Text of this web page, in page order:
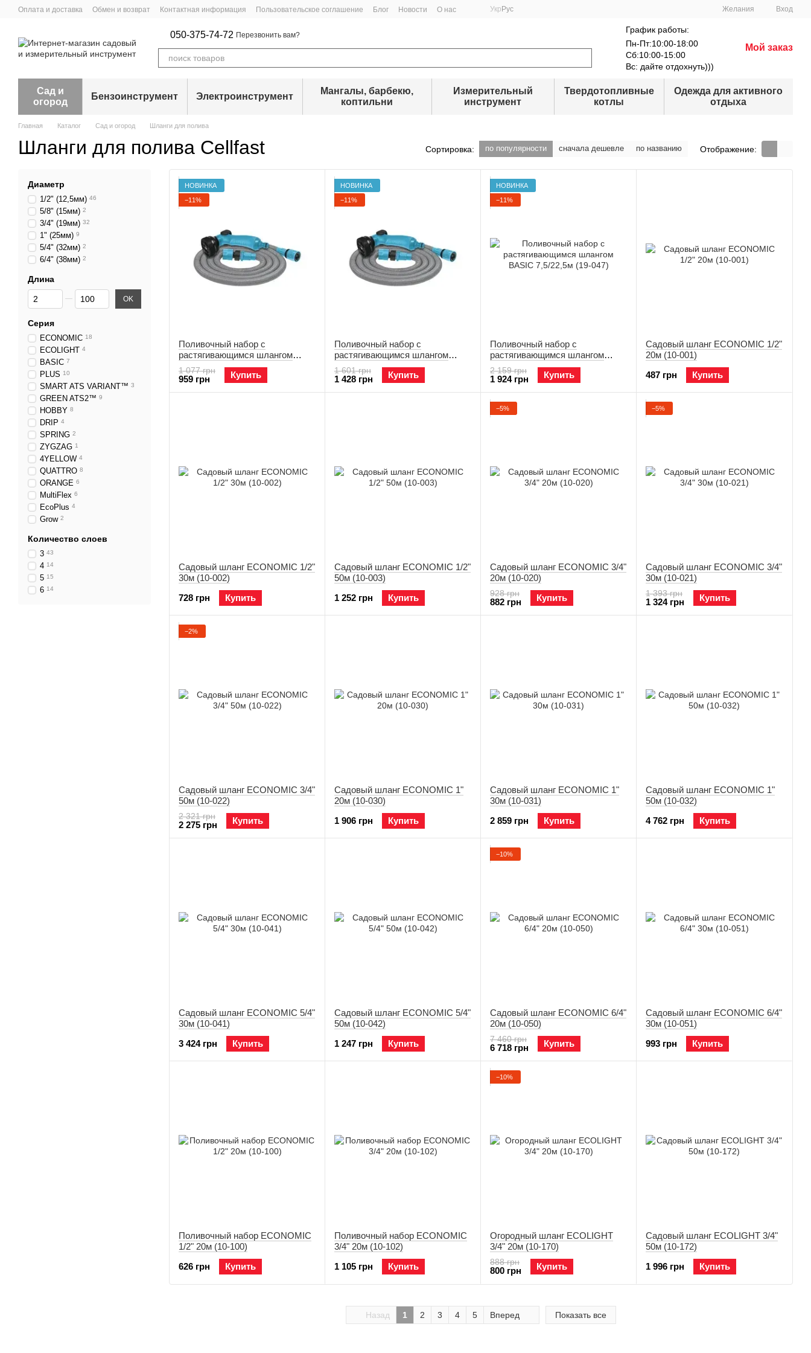
Перейти к основному контенту
Оплата и доставка Обмен и возврат Контактная информация Пользовательское соглашение Блог Новости О нас Укр Рус Желания Вход
050-375-74-72 Перезвонить вам?
График работы:
Пн-Пт:10:00-18:00
Сб:10:00-15:00
Вс: дайте отдохнуть)))
Мой заказ
Сад и
огород
Бензоинструмент Электроинструмент
Мангалы, барбекю,
коптильни
Измерительный
инструмент
Твердотопливные
котлы
Одежда для активного
отдыха
Главная Каталог Сад и огород Шланги для полива
Шланги для полива Cellfast Сортировка: по популярности сначала дешевле по названию Отображение:
НОВИНКА
−11%
Поливочный набор с
растягивающимся шлангом
BASIC 2,5/7,5м (19-045)
1 077 грн
959 грн Купить
НОВИНКА
−11%
Поливочный набор с
растягивающимся шлангом
BASIC 5/15м (19-046)
1 601 грн
1 428 грн Купить
НОВИНКА
−11%
Поливочный набор с
растягивающимся шлангом
BASIC 7,5/22,5м (19-047)
2 159 грн
1 924 грн Купить
Садовый шланг ECONOMIC 1/2"
20м (10-001)
487 грн
Купить
Садовый шланг ECONOMIC 1/2"
30м (10-002)
728 грн
Купить
Садовый шланг ECONOMIC 1/2"
50м (10-003)
1 252 грн
Купить
−5%
Садовый шланг ECONOMIC 3/4"
20м (10-020)
928 грн
882 грн Купить
−5%
Садовый шланг ECONOMIC 3/4"
30м (10-021)
1 393 грн
1 324 грн Купить
−2%
Садовый шланг ECONOMIC 3/4"
50м (10-022)
2 321 грн
2 275 грн Купить
Садовый шланг ECONOMIC 1"
20м (10-030)
1 906 грн
Купить
Садовый шланг ECONOMIC 1"
30м (10-031)
2 859 грн
Купить
Садовый шланг ECONOMIC 1"
50м (10-032)
4 762 грн
Купить
Садовый шланг ECONOMIC 5/4"
30м (10-041)
3 424 грн
Купить
Садовый шланг ECONOMIC 5/4"
50м (10-042)
1 247 грн
Купить
−10%
Садовый шланг ECONOMIC 6/4"
20м (10-050)
7 460 грн
6 718 грн Купить
Садовый шланг ECONOMIC 6/4"
30м (10-051)
993 грн
Купить
Поливочный набор ECONOMIC
1/2" 20м (10-100)
626 грн
Купить
Поливочный набор ECONOMIC
3/4" 20м (10-102)
1 105 грн
Купить
−10%
Oгородный шланг ECOLIGHT
3/4" 20м (10-170)
888 грн
800 грн Купить
Садовый шланг ECOLIGHT 3/4"
50м (10-172)
1 996 грн
Купить
Назад 1 2 3 4 5 Вперед Показать все
Диаметр
1/2" (12,5мм) 46
5/8" (15мм) 2
3/4" (19мм) 32
1" (25мм) 9
5/4" (32мм) 2
6/4" (38мм) 2
Длина
От Длина
До Длина OK
Серия
ECONOMIC 18
ECOLIGHT 4
BASIC 7
PLUS 10
SMART ATS VARIANT™ 3
GREEN ATS2™ 9
HOBBY 8
DRIP 4
SPRING 2
ZYGZAG 1
4YELLOW 4
QUATTRO 8
ORANGE 6
MultiFlex 6
EcoPlus 4
Grow 2
Количество слоев
3 43
4 14
5 15
6 14